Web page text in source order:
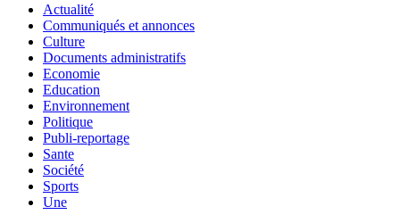
Actualité
Communiqués et annonces
Culture
Documents administratifs
Economie
Education
Environnement
Politique
Publi-reportage
Sante
Société
Sports
Une